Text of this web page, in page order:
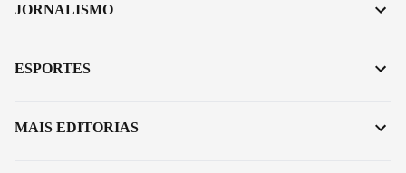
JORNALISMO
ESPORTES
MAIS EDITORIAS